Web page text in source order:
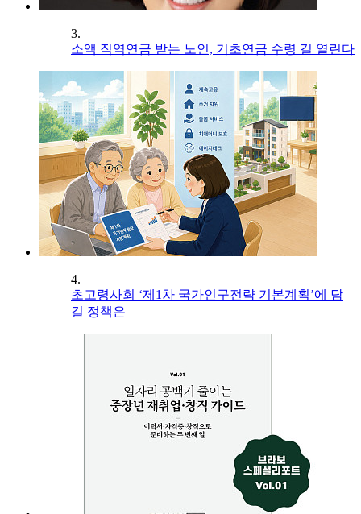
3.
소액 직역연금 받는 노인, 기초연금 수령 길 열린다
4.
초고령사회 ‘제1차 국가인구전략 기본계획’에 담
길 정책은